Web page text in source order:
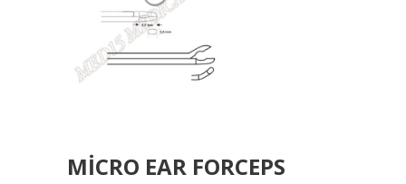
MICRO EAR FORCEPS